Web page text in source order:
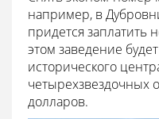
например, в
придется заплатить
этом заведение
исторического
четырехзвездочных
долларов.